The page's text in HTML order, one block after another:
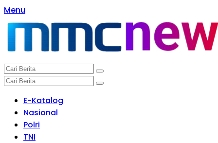
Langsung
ke
konten
Menu
E-Katalog
Nasional
Polri
TNI